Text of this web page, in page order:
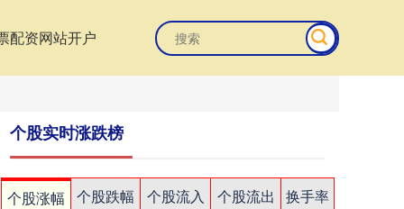
配资网站开户
个股实时涨跌榜
个股涨幅 个股跌幅 个股流入 个股流出
换手率